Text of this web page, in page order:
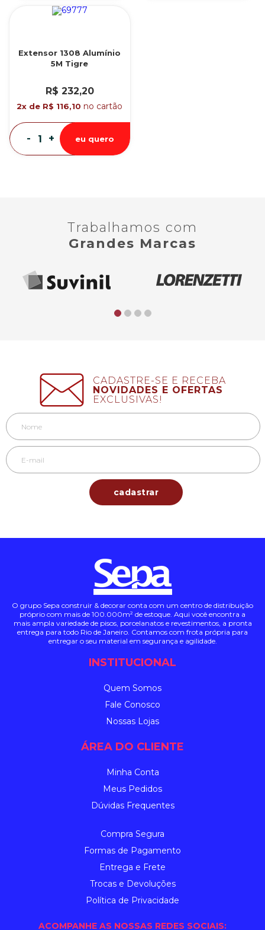
Extensor 1308 Alumínio
5M Tigre
R$ 232,20
2x de R$ 116,10 no cartão
- + eu quero
Trabalhamos com
Grandes Marcas
CADASTRE-SE E RECEBA
NOVIDADES E OFERTAS
EXCLUSIVAS!
O grupo Sepa construir & decorar conta com um centro de distribuição
próprio com mais de 100.000m² de estoque. Aqui você encontra a
mais ampla variedade de pisos, porcelanatos e revestimentos, a pronta
entrega para todo Rio de Janeiro. Contamos com frota própria para
entregar o seu material em segurança e agilidade.
INSTITUCIONAL
Quem Somos
Fale Conosco
Nossas Lojas
ÁREA DO CLIENTE
Minha Conta
Meus Pedidos
Dúvidas Frequentes
Compra Segura
Formas de Pagamento
Entrega e Frete
Trocas e Devoluções
Política de Privacidade
ACOMPANHE AS NOSSAS REDES SOCIAIS: